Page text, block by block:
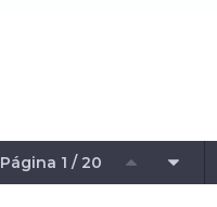
Página 1 / 20